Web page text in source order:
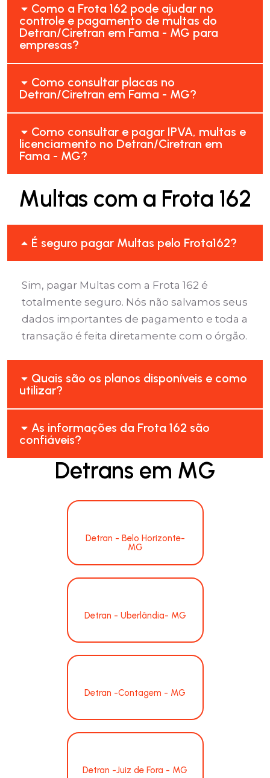
Como a Frota 162 pode ajudar no
controle e pagamento de multas do
Detran/Ciretran em Fama - MG para
empresas?
Como consultar placas no
Detran/Ciretran em Fama - MG?
Como consultar e pagar IPVA, multas e
licenciamento no Detran/Ciretran em
Fama - MG?
Multas com a Frota 162
É seguro pagar Multas pelo Frota162?
Sim, pagar Multas com a Frota 162 é
totalmente seguro. Nós não salvamos seus
dados importantes de pagamento e toda a
transação é feita diretamente com o órgão.
Quais são os planos disponíveis e como
utilizar?
As informações da Frota 162 são
confiáveis?
Detrans em MG
Detran - Belo Horizonte-
MG
Detran - Uberlândia- MG
Detran -Contagem - MG
Detran -Juiz de Fora - MG